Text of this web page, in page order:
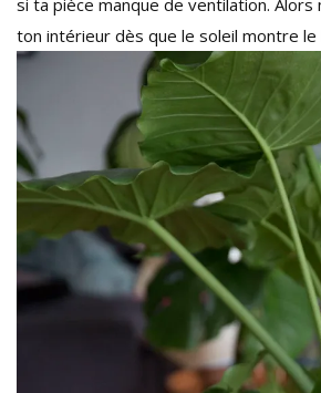
si ta pièce manque de ventilation. Alors
ton intérieur dès que le soleil montre le